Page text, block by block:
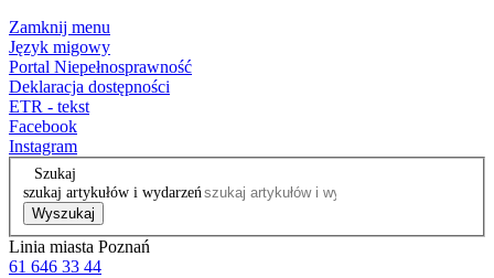
Zamknij menu
Język migowy
Portal Niepełnosprawność
Deklaracja dostępności
ETR - tekst
Facebook
Instagram
Szukaj
szukaj artykułów i wydarzeń
Wyszukaj
Linia miasta Poznań
61 646 33 44